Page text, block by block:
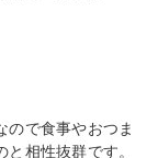
ので食事やおつま
相性抜群です。